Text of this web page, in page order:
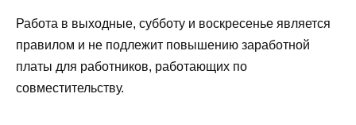
Работа в выходные, субботу и воскресенье является
правилом и не подлежит повышению заработной
платы для работников, работающих по
совместительству.